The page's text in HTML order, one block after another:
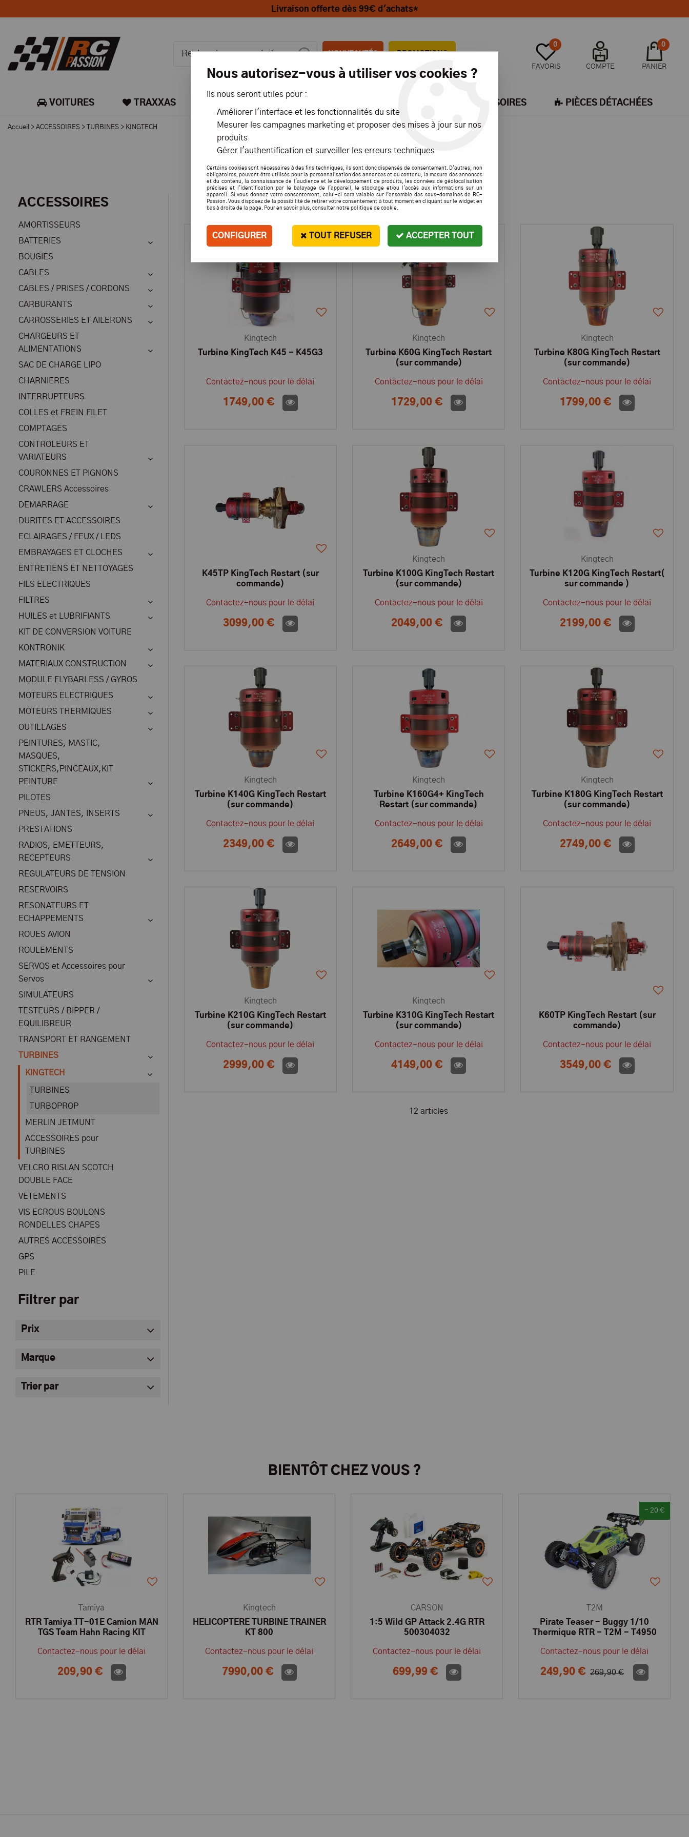
Livraison offerte dès 99€ d'achats*
NOUVEAUTÉS PROMOTIONS
0
FAVORIS COMPTE
0
PANIER
VOITURES TRAXXAS ACCESSOIRES PIÈCES DÉTACHÉES
Accueil > ACCESSOIRES > TURBINES > KINGTECH
KINGTECH
ACCESSOIRES
AMORTISSEURS
BATTERIES
BOUGIES
CABLES
CABLES / PRISES / CORDONS
CARBURANTS
CARROSSERIES ET AILERONS
CHARGEURS ET
ALIMENTATIONS
SAC DE CHARGE LIPO
CHARNIERES
INTERRUPTEURS
COLLES et FREIN FILET
COMPTAGES
CONTROLEURS ET
VARIATEURS
COURONNES ET PIGNONS
CRAWLERS Accessoires
DEMARRAGE
DURITES ET ACCESSOIRES
ECLAIRAGES / FEUX / LEDS
EMBRAYAGES ET CLOCHES
ENTRETIENS ET NETTOYAGES
FILS ELECTRIQUES
FILTRES
HUILES et LUBRIFIANTS
KIT DE CONVERSION VOITURE
KONTRONIK
MATERIAUX CONSTRUCTION
MODULE FLYBARLESS / GYROS
MOTEURS ELECTRIQUES
MOTEURS THERMIQUES
OUTILLAGES
PEINTURES, MASTIC,
MASQUES,
STICKERS,PINCEAUX,KIT
PEINTURE
PILOTES
PNEUS, JANTES, INSERTS
PRESTATIONS
RADIOS, EMETTEURS,
RECEPTEURS
REGULATEURS DE TENSION
RESERVOIRS
RESONATEURS ET
ECHAPPEMENTS
ROUES AVION
ROULEMENTS
SERVOS et Accessoires pour
Servos
SIMULATEURS
TESTEURS / BIPPER /
EQUILIBREUR
TRANSPORT ET RANGEMENT
TURBINES
KINGTECH
TURBINES
TURBOPROP
MERLIN JETMUNT
ACCESSOIRES pour
TURBINES
VELCRO RISLAN SCOTCH
DOUBLE FACE
VETEMENTS
VIS ECROUS BOULONS
RONDELLES CHAPES
AUTRES ACCESSOIRES
GPS
PILE
Filtrer par
Prix
Marque
Trier par
12 articles
Kingtech
Turbine KingTech K45 - K45G3
Contactez-nous pour le délai
1749,00 €
Kingtech
Turbine K60G KingTech Restart
(sur commande)
Contactez-nous pour le délai
1729,00 €
Kingtech
Turbine K80G KingTech Restart
(sur commande)
Contactez-nous pour le délai
1799,00 €
K45TP KingTech Restart (sur
commande)
Contactez-nous pour le délai
3099,00 €
Kingtech
Turbine K100G KingTech Restart
(sur commande)
Contactez-nous pour le délai
2049,00 €
Kingtech
Turbine K120G KingTech Restart(
sur commande )
Contactez-nous pour le délai
2199,00 €
Kingtech
Turbine K140G KingTech Restart
(sur commande)
Contactez-nous pour le délai
2349,00 €
Kingtech
Turbine K160G4+ KingTech
Restart (sur commande)
Contactez-nous pour le délai
2649,00 €
Kingtech
Turbine K180G KingTech Restart
(sur commande)
Contactez-nous pour le délai
2749,00 €
Kingtech
Turbine K210G KingTech Restart
(sur commande)
Contactez-nous pour le délai
2999,00 €
Kingtech
Turbine K310G KingTech Restart
(sur commande)
Contactez-nous pour le délai
4149,00 €
K60TP KingTech Restart (sur
commande)
Contactez-nous pour le délai
3549,00 €
12 articles
BIENTÔT CHEZ VOUS ?
Tamiya
RTR Tamiya TT-01E Camion MAN
TGS Team Hahn Racing KIT
Contactez-nous pour le délai
209,90 €
Kingtech
HELICOPTERE TURBINE TRAINER
KT 800
Contactez-nous pour le délai
7990,00 €
CARSON
1:5 Wild GP Attack 2.4G RTR
500304032
Contactez-nous pour le délai
699,99 €
- 20 €
T2M
Pirate Teaser - Buggy 1/10
Thermique RTR - T2M - T4950
Contactez-nous pour le délai
249,90 € 269,90 €
Nous autorisez-vous à utiliser vos cookies ?
Ils nous seront utiles pour :
Améliorer l'interface et les fonctionnalités du site
Mesurer les campagnes marketing et proposer des mises à jour sur nos
produits
Gérer l'authentification et surveiller les erreurs techniques
Certains cookies sont nécessaires à des fins techniques, ils sont donc dispensés de consentement. D'autres, non
obligatoires, peuvent être utilisés pour la personnalisation des annonces et du contenu, la mesure des annonces
et du contenu, la connaissance de l'audience et le développement de produits, les données de géolocalisation
précises et l'identification par le balayage de l'appareil, le stockage et/ou l'accès aux informations sur un
appareil. Si vous donnez votre consentement, celui-ci sera valable sur l’ensemble des sous-domaines de RC-
Passion. Vous disposez de la possibilité de retirer votre consentement à tout moment en cliquant sur le widget en
bas à droite de la page. Pour en savoir plus, consulter notre politique de cookie.
CONFIGURER TOUT REFUSER ACCEPTER TOUT